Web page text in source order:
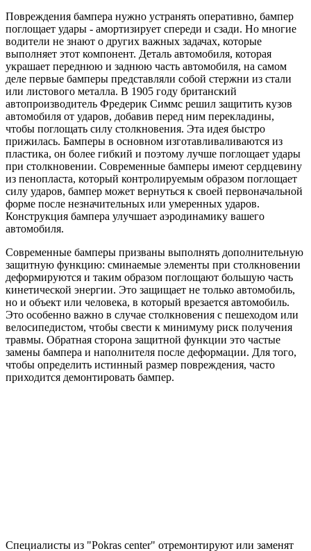
Повреждения бампера нужно устранять оперативно, бампер
поглощает удары - амортизирует спереди и сзади. Но многие
водители не знают о других важных задачах, которые
выполняет этот компонент. Деталь автомобиля, которая
украшает переднюю и заднюю часть автомобиля, на самом
деле первые бамперы представляли собой стержни из стали
или листового металла. В 1905 году британский
автопроизводитель Фредерик Симмс решил защитить кузов
автомобиля от ударов, добавив перед ним перекладины,
чтобы поглощать силу столкновения. Эта идея быстро
прижилась. Бамперы в основном изготавливаливаются из
пластика, он более гибкий и поэтому лучше поглощает удары
при столкновении. Современные бамперы имеют сердцевину
из пенопласта, который контролируемым образом поглощает
силу ударов, бампер может вернуться к своей первоначальной
форме после незначительных или умеренных ударов.
Конструкция бампера улучшает аэродинамику вашего
автомобиля.
Современные бамперы призваны выполнять дополнительную
защитную функцию: сминаемые элементы при столкновении
деформируются и таким образом поглощают большую часть
кинетической энергии. Это защищает не только автомобиль,
но и объект или человека, в который врезается автомобиль.
Это особенно важно в случае столкновения с пешеходом или
велосипедистом, чтобы свести к минимуму риск получения
травмы. Обратная сторона защитной функции это частые
замены бампера и наполнителя после деформации. Для того,
чтобы определить истинный размер повреждения, часто
приходится демонтировать бампер.
Специалисты из "Pokras center" отремонтируют или заменят